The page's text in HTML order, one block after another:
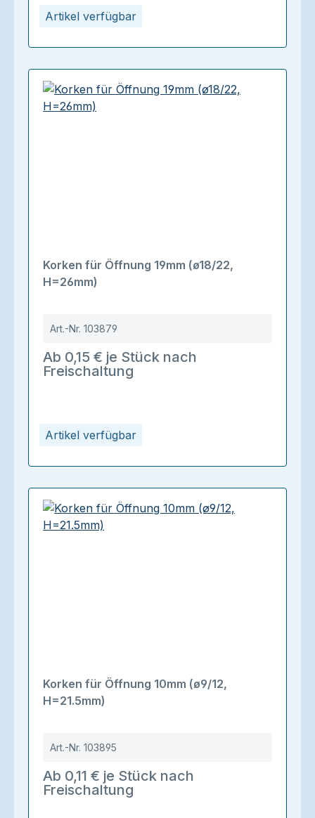
Artikel verfügbar
Artikel verfügbar
Korken für Öffnung 19mm (ø18/22,
H=26mm)
Art.-Nr. 103879
Ab 0,15 € je Stück nach
Freischaltung
Korken für Öffnung 10mm (ø9/12,
H=21.5mm)
Art.-Nr. 103895
Ab 0,11 € je Stück nach
Freischaltung